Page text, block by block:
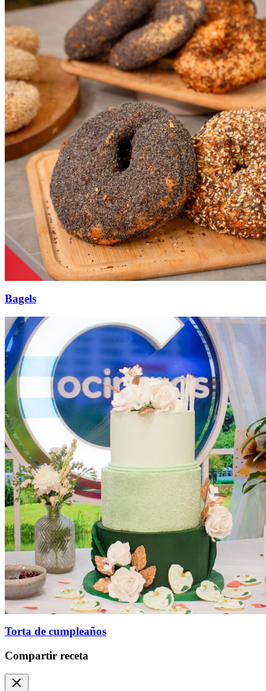
Bagels
Torta de cumpleaños
Compartir receta